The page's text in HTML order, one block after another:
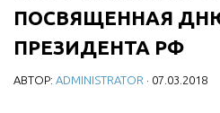
Документы
Учредительные документы
Правовая база
ПОСВЯЩЕННАЯ
ПРЕЗИДЕНТА РФ
АВТОР: ADMINISTRATOR · 07.03.2018